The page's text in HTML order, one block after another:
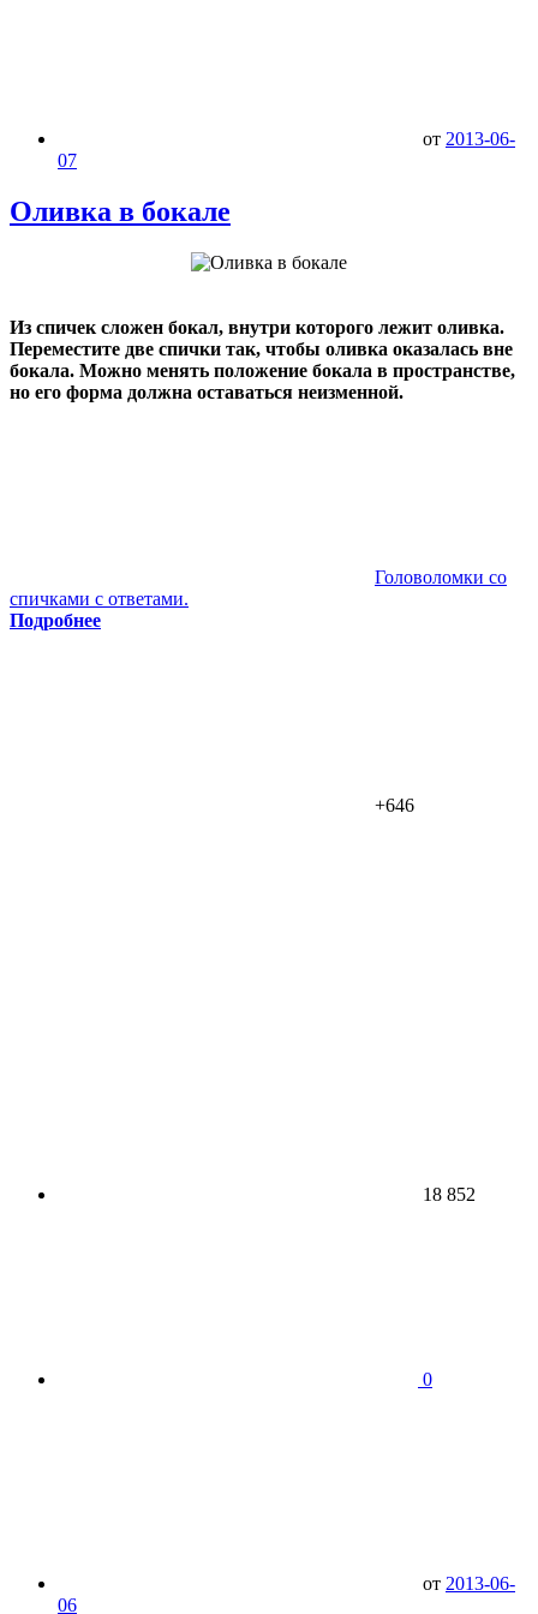
от 2013-06-
07
Оливка в бокале
Из спичек сложен бокал, внутри которого лежит оливка.
Переместите две спички так, чтобы оливка оказалась вне
бокала. Можно менять положение бокала в пространстве,
но его форма должна оставаться неизменной.
Головоломки со
спичками с ответами.
Подробнее
+646
18 852
0
от 2013-06-
06